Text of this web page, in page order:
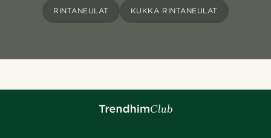
RINTANEULAT KUKKA RINTANEULAT